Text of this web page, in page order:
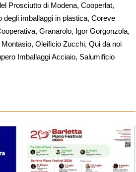
Prosciutto di Modena, Cooperlat,
imballaggi in plastica, Coreve
Granarolo, Igor Gorgonzola,
Oleificio Zucchi, Qui da noi
Imballaggi Acciaio, Salumificio